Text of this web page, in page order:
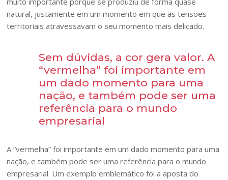
natural, justamente em um momento em que as tensões
territoriais atravessavam o seu momento mais delicado.
Sem dúvidas, a cor gera valor. A
“vermelha” foi importante em
um dado momento para uma
nação, e também pode ser uma
referência para o mundo
empresarial
A “vermelha” foi importante em um dado momento para uma
nação, e também pode ser uma referência para o mundo
empresarial. Um exemplo emblemático foi a aposta do